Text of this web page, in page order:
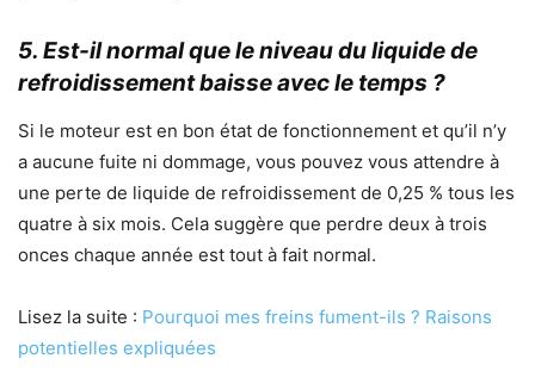
5. Est-il normal que le niveau du liquide de
refroidissement baisse avec le temps ?
Si le moteur est en bon état de fonctionnement et qu’il n’y
a aucune fuite ni dommage, vous pouvez vous attendre à
une perte de liquide de refroidissement de 0,25 % tous les
quatre à six mois. Cela suggère que perdre deux à trois
onces chaque année est tout à fait normal.
Lisez la suite : Pourquoi mes freins fument-ils ? Raisons
potentielles expliquées